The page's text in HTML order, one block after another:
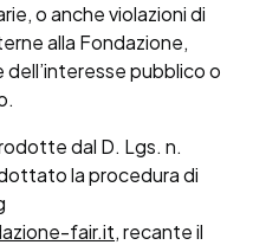
o anche violazioni di
alla Fondazione,
dell’interesse pubblico o
dal D. Lgs. n.
la procedura di
fair.it, recante il